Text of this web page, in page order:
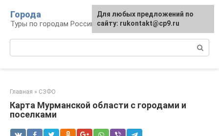
контенту
Города
Туры по городам Российской Федерации
Главная » СЗФО
Карта Мурманской области с городами и
поселками
Для любых предложений по
сайту: rukontakt@cp9.ru